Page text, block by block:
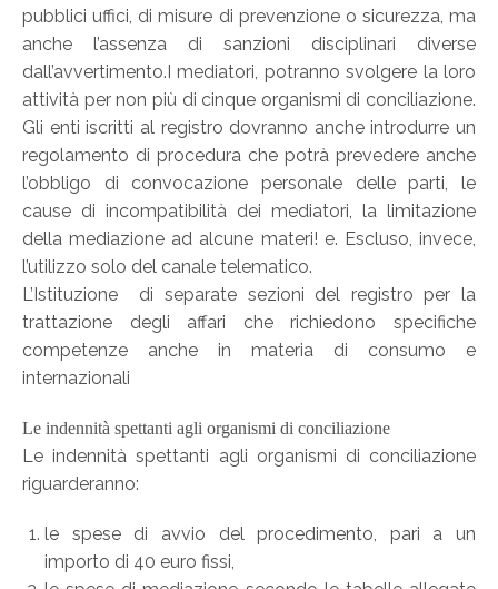
pubblici uffici, di misure di prevenzione o sicurezza, ma
anche l’assenza di sanzioni disciplinari diverse
dall’avvertimento.I mediatori, potranno svolgere la loro
attività per non più di cinque organismi di conciliazione.
Gli enti iscritti al registro dovranno anche introdurre un
regolamento di procedura che potrà prevedere anche
l’obbligo di convocazione personale delle parti, le
cause di incompatibilità dei mediatori, la limitazione
della mediazione ad alcune materi! e. Escluso, invece,
l’utilizzo solo del canale telematico.
L’Istituzione di separate sezioni del registro per la
trattazione degli affari che richiedono specifiche
competenze anche in materia di consumo e
internazionali
Le indennità spettanti agli organismi di conciliazione
Le indennità spettanti agli organismi di conciliazione
riguarderanno:
le spese di avvio del procedimento, pari a un
importo di 40 euro fissi,